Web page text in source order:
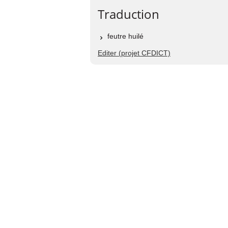
Traduction
feutre huilé
Editer (projet CFDICT)